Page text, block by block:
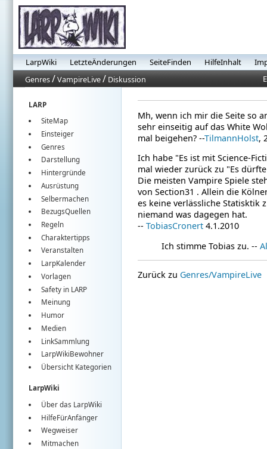
LarpWiki LetzteÄnderungen SeiteFinden HilfeInhalt
Genres/VampireLive/ Diskussion
LARP
SiteMap
Einsteiger
Genres
Darstellung
Hintergründe
Ausrüstung
Selbermachen
BezugsQuellen
Regeln
Charaktertipps
Veranstalten
LarpKalender
Vorlagen
Safety in LARP
Meinung
Humor
Medien
LinkSammlung
LarpWikiBewohner
Übersicht Kategorien
LarpWiki
Über das LarpWiki
HilfeFürAnfänger
Wegweiser
Mitmachen
Mh, wenn ich mir die Seite so
sehr einseitig auf das White
mal beigehen? --TilmannHolst,
Ich habe "Es ist mit Science-
mal wieder zurück zu "Es
Die meisten Vampire Spiele
von Section31 . Allein die
es keine verlässliche Statisktik
niemand was dagegen hat.
-- TobiasCronert4.1.2010
Ich stimme Tobias zu. --
Zurück zu Genres/VampireLive